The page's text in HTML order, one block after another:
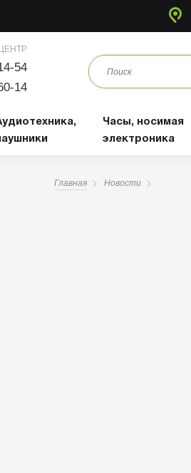
54
14
Часы, носимая
электроника
Главная Новости